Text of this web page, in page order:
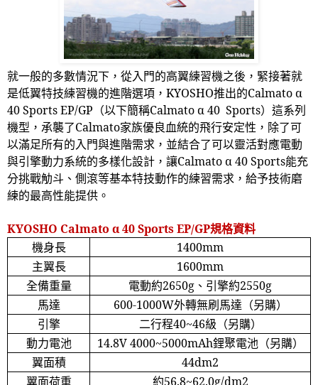
就一般的多數情況下，從入門的高翼練習機之後，緊接著就
是低翼特技練習機的進階選項， KYOSHO推出的Calmatoα
40 Sports EP/GP （以下簡稱Calmatoα40 Sports）這系列
機型，承襲了Calmato家族優良血統的飛行安定性，除了可
以滿足所有的入門與進階需求，並結合了可以靈活對應電動
與引擎動力系統的多樣化設計，讓Calmatoα40 Sports能充
分挑戰觔斗、側滾等基本特技動作的練習需求，給予技術磨
練的最高性能提供。
KYOSHO Calmato α 40 Sports EP/GP規格資料
機身長
1400mm
主翼長
1600mm
全備重量
電動約2650g 、引擎約2550g
馬達
600-1000W外轉無刷馬達（另購）
引擎
二行程40~46級（另購）
動力電池
14.8V 4000~5000mAh鋰聚電池（另購）
翼面積
44dm2
翼面荷重
約56.8~62.0g/dm2